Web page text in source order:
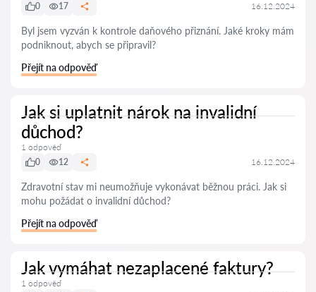
0
17 16.12.2024
Byl jsem vyzván k kontrole daňového přiznání. Jaké kroky mám
podniknout, abych se připravil?
Přejít na odpověď
Jak si uplatnit nárok na invalidní
důchod?
1 odpověď
0
12 16.12.2024
Zdravotní stav mi neumožňuje vykonávat běžnou práci. Jak si
mohu požádat o invalidní důchod?
Přejít na odpověď
Jak vymáhat nezaplacené faktury?
1 odpověď